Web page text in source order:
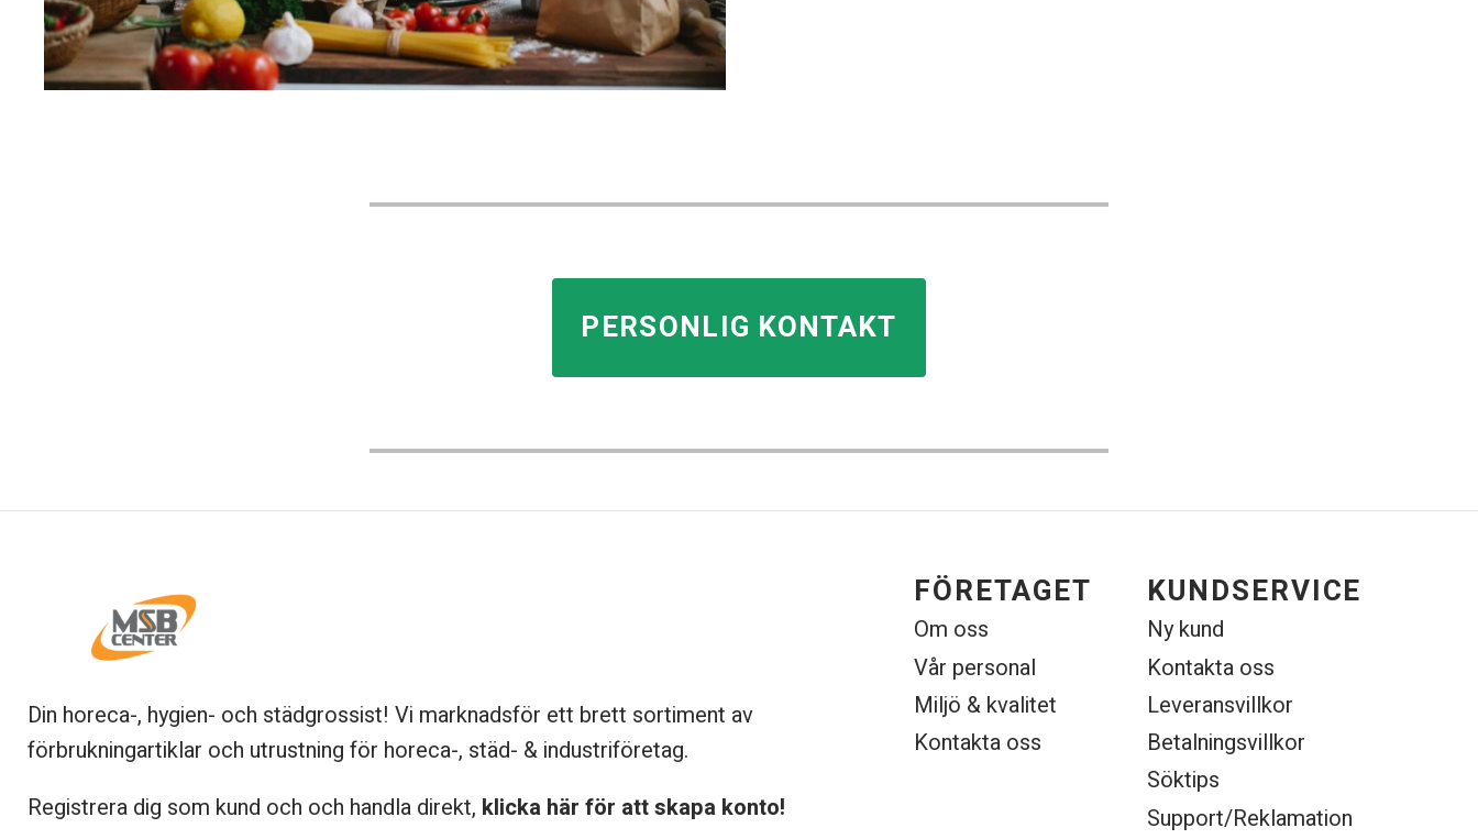
PERSONLIG KONTAKT
Din horeca-, hygien- och städgrossist! Vi marknadsför ett brett sortiment av
förbrukningartiklar och utrustning för horeca-, städ- & industriföretag.
Registrera dig som kund och och handla direkt, klicka här för att skapa konto!
FÖRETAGET
Om oss
Vår personal
Miljö & kvalitet
Kontakta oss
KUNDSERVICE
Ny kund
Kontakta oss
Leveransvillkor
Betalningsvillkor
Söktips
Support/Reklamation